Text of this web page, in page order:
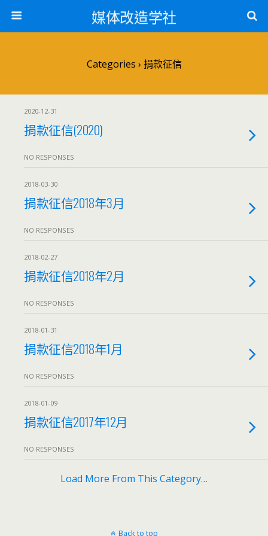
媒体改造学社
Categories › 捐款征信
2020-12-31
捐款征信(2020)
NO RESPONSES
2018-03-30
捐款征信2018年3月
NO RESPONSES
2018-02-27
捐款征信2018年2月
NO RESPONSES
2018-01-31
捐款征信2018年1月
NO RESPONSES
2018-01-09
捐款征信2017年12月
NO RESPONSES
Load More From This Category…
Back to top